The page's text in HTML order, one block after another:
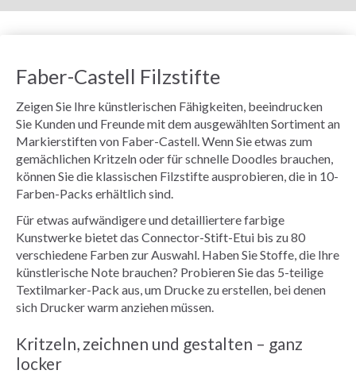
Faber-Castell Filzstifte
Zeigen Sie Ihre künstlerischen Fähigkeiten, beeindrucken
Sie Kunden und Freunde mit dem ausgewählten Sortiment an
Markierstiften von Faber-Castell. Wenn Sie etwas zum
gemächlichen Kritzeln oder für schnelle Doodles brauchen,
können Sie die klassischen Filzstifte ausprobieren, die in 10-
Farben-Packs erhältlich sind.
Für etwas aufwändigere und detailliertere farbige
Kunstwerke bietet das Connector-Stift-Etui bis zu 80
verschiedene Farben zur Auswahl. Haben Sie Stoffe, die Ihre
künstlerische Note brauchen? Probieren Sie das 5-teilige
Textilmarker-Pack aus, um Drucke zu erstellen, bei denen
sich Drucker warm anziehen müssen.
Kritzeln, zeichnen und gestalten – ganz
locker